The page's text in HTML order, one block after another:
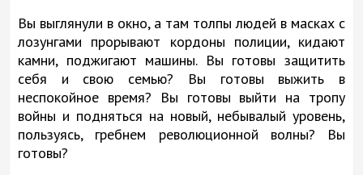
Вы выглянули в окно, а там толпы людей в масках с
лозунгами прорывают кордоны полиции, кидают
камни, поджигают машины. Вы готовы защитить
себя и свою семью? Вы готовы выжить в
неспокойное время? Вы готовы выйти на тропу
войны и подняться на новый, небывалый уровень,
пользуясь, гребнем революционной волны? Вы
готовы?